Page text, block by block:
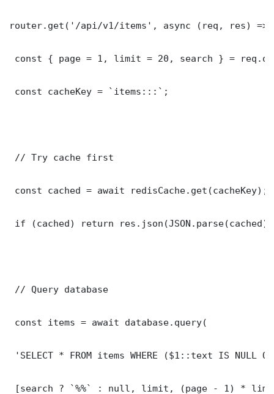
router.get('/api/v1/items', async (req, res) =>
const { page = 1, limit = 20, search } =
const cacheKey = `items:::`;
// Try cache first
const cached = await redisCache.get(cacheKey);
if (cached) return
// Query database
const items = await database.query(
'SELECT * FROM items WHERE ($1::text IS NULL
[search ? `%%` : null, limit, (page - 1) *